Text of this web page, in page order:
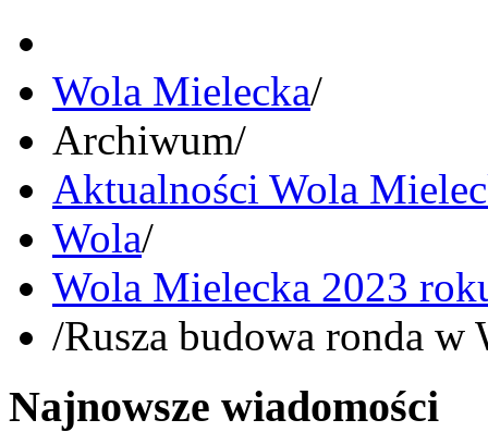
Wola Mielecka/
Archiwum/
Aktualności Wola
Wola/
Wola Mielecka 2023
/Rusza budowa ronda
Najnowsze wiadomości